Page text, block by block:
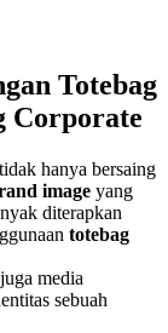
Totebag
Corporate
hanya bersaing
image yang
diterapkan
totebag
media
sebuah